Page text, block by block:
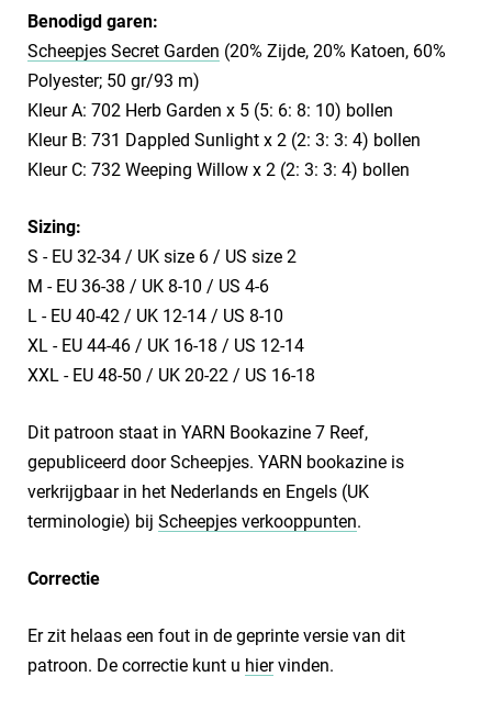
Benodigd garen:
Scheepjes Secret Garden (20% Zijde, 20% Katoen, 60%
Polyester; 50 gr/93 m)
Kleur A: 702 Herb Garden x 5 (5: 6: 8: 10) bollen
Kleur B: 731 Dappled Sunlight x 2 (2: 3: 3: 4) bollen
Kleur C: 732 Weeping Willow x 2 (2: 3: 3: 4) bollen
Sizing:
S - EU 32-34 / UK size 6 / US size 2
M - EU 36-38 / UK 8-10 / US 4-6
L - EU 40-42 / UK 12-14 / US 8-10
XL - EU 44-46 / UK 16-18 / US 12-14
XXL - EU 48-50 / UK 20-22 / US 16-18
Dit patroon staat in YARN Bookazine 7 Reef,
gepubliceerd door Scheepjes. YARN bookazine is
verkrijgbaar in het Nederlands en Engels (UK
terminologie) bij Scheepjes verkooppunten.
Correctie
Er zit helaas een fout in de geprinte versie van dit
patroon. De correctie kunt u hiervinden.